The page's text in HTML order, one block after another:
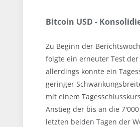
Bitcoin USD -
Zu Beginn der
folgte ein erneuter Test
allerdings konnte ein
geringer
mit einem
Anstieg der bis an die
letzten beiden Tagen der